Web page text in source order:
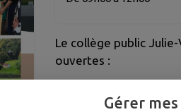
Le collège public
ouvertes :
Gérer